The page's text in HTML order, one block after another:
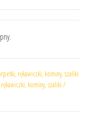
rękawiczki, kominy, szaliki
kominy, szaliki /